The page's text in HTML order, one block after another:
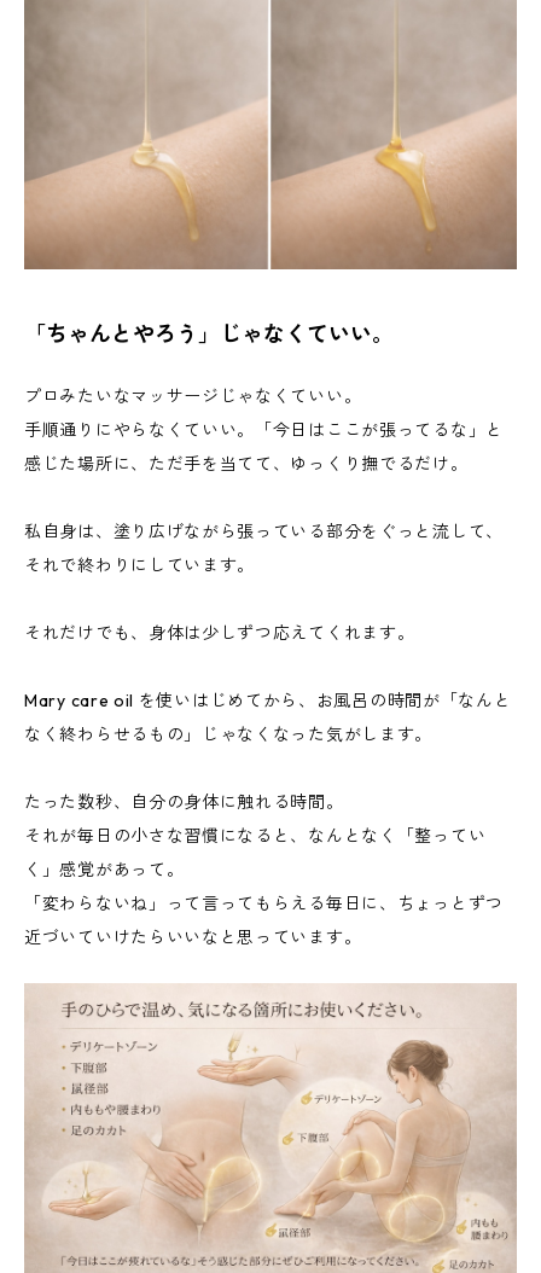
「ちゃんとやろう」じゃなくていい。
プロみたいなマッサージじゃなくていい。
手順通りにやらなくていい。「今日はここが張ってるな」と
感じた場所に、ただ手を当てて、ゆっくり撫でるだけ。
私自身は、塗り広げながら張っている部分をぐっと流して、
それで終わりにしています。
それだけでも、身体は少しずつ応えてくれます。
Mary care oil を使いはじめてから、お風呂の時間が「なんと
なく終わらせるもの」じゃなくなった気がします。
たった数秒、自分の身体に触れる時間。
それが毎日の小さな習慣になると、なんとなく「整ってい
く」感覚があって。
「変わらないね」って言ってもらえる毎日に、ちょっとずつ
近づいていけたらいいなと思っています。